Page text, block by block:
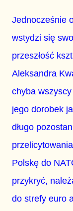
Jednocześnie
wstydzi się
przeszłość
Aleksandra
chyba
jego dorobek
długo
Polskę do
przykryć,
do strefy euro